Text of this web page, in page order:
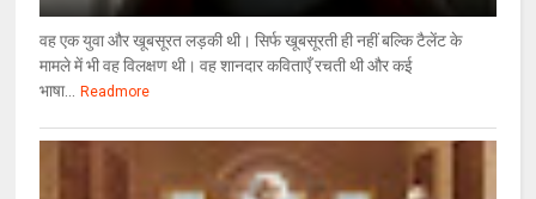
वह एक युवा और खूबसूरत लड़की थी। सिर्फ खूबसूरती ही नहीं बल्कि टैलेंट के
मामले में भी वह विलक्षण थी। वह शानदार कविताएँ रचती थी और कई
भाषा... Readmore